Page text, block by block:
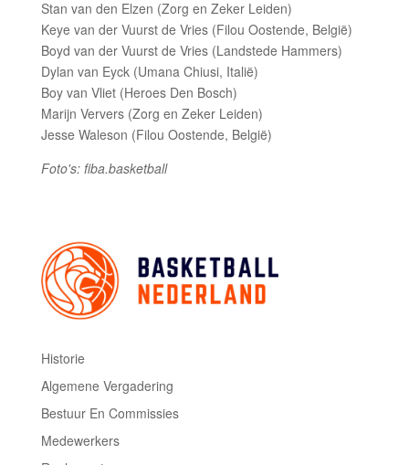
Stan van den Elzen (Zorg en Zeker Leiden)
Keye van der Vuurst de Vries (Filou Oostende, België)
Boyd van der Vuurst de Vries (Landstede Hammers)
Dylan van Eyck (Umana Chiusi, Italië)
Boy van Vliet (Heroes Den Bosch)
Marijn Ververs (Zorg en Zeker Leiden)
Jesse Waleson (Filou Oostende, België)
Foto's: fiba.basketball
Historie
Algemene Vergadering
Bestuur En Commissies
Medewerkers